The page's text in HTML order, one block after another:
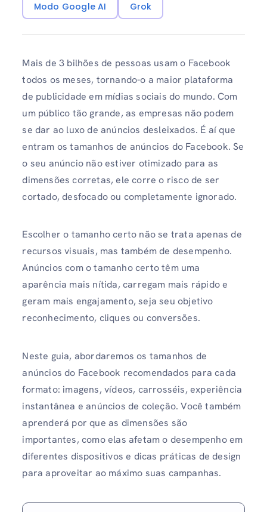
Modo Google AI
Grok
Mais de 3 bilhões de pessoas usam o Facebook
todos os meses, tornando-o a maior plataforma
de publicidade em mídias sociais do mundo. Com
um público tão grande, as empresas não podem
se dar ao luxo de anúncios desleixados. É aí que
entram os tamanhos de anúncios do Facebook. Se
o seu anúncio não estiver otimizado para as
dimensões corretas, ele corre o risco de ser
cortado, desfocado ou completamente ignorado.
Escolher o tamanho certo não se trata apenas de
recursos visuais, mas também de desempenho.
Anúncios com o tamanho certo têm uma
aparência mais nítida, carregam mais rápido e
geram mais engajamento, seja seu objetivo
reconhecimento, cliques ou conversões.
Neste guia, abordaremos os tamanhos de
anúncios do Facebook recomendados para cada
formato: imagens, vídeos, carrosséis, experiência
instantânea e anúncios de coleção. Você também
aprenderá por que as dimensões são
importantes, como elas afetam o desempenho em
diferentes dispositivos e dicas práticas de design
para aproveitar ao máximo suas campanhas.